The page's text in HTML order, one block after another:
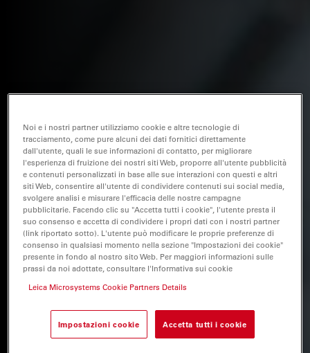
Noi e i nostri partner utilizziamo cookie e altre tecnologie di
tracciamento, come pure alcuni dei dati fornitici direttamente
dall'utente, quali le sue informazioni di contatto, per migliorare
l'esperienza di fruizione dei nostri siti Web, proporre all'utente pubblicità
e contenuti personalizzati in base alle sue interazioni con questi e altri
siti Web, consentire all'utente di condividere contenuti sui social media,
svolgere analisi e misurare l'efficacia delle nostre campagne
pubblicitarie. Facendo clic su "Accetta tutti i cookie", l'utente presta il
suo consenso e accetta di condividere i propri dati con i nostri partner
(link riportato sotto). L'utente può modificare le proprie preferenze di
consenso in qualsiasi momento nella sezione "Impostazioni dei cookie"
presente in fondo al nostro sito Web. Per maggiori informazioni sulle
prassi da noi adottate, consultare l'Informativa sui cookie
Leica Microsystems Cookie Partners Details
Impostazioni cookie Accetta tutti i cookie